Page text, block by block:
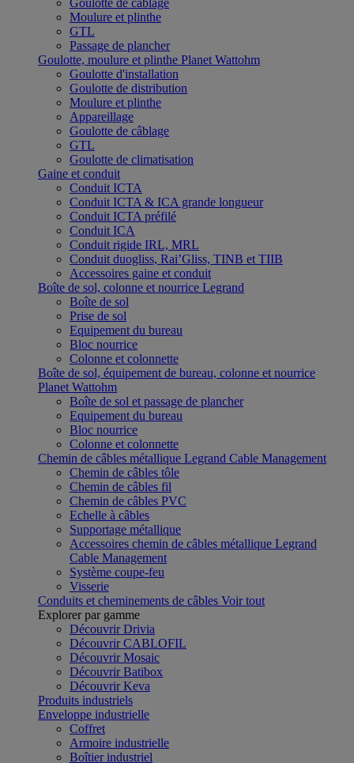
Goulotte de câblage
Moulure et plinthe
GTL
Passage de plancher
Goulotte, moulure et plinthe Planet Wattohm
Goulotte d'installation
Goulotte de distribution
Moulure et plinthe
Appareillage
Goulotte de câblage
GTL
Goulotte de climatisation
Gaine et conduit
Conduit ICTA
Conduit ICTA & ICA grande longueur
Conduit ICTA préfilé
Conduit ICA
Conduit rigide IRL, MRL
Conduit duogliss, Rai’Gliss, TINB et TIIB
Accessoires gaine et conduit
Boîte de sol, colonne et nourrice Legrand
Boîte de sol
Prise de sol
Equipement du bureau
Bloc nourrice
Colonne et colonnette
Boîte de sol, équipement de bureau, colonne et nourrice
Planet Wattohm
Boîte de sol et passage de plancher
Equipement du bureau
Bloc nourrice
Colonne et colonnette
Chemin de câbles métallique Legrand Cable Management
Chemin de câbles tôle
Chemin de câbles fil
Chemin de câbles PVC
Echelle à câbles
Supportage métallique
Accessoires chemin de câbles métallique Legrand
Cable Management
Système coupe-feu
Visserie
Conduits et cheminements de câbles Voir tout
Explorer par gamme
Découvrir Drivia
Découvrir CABLOFIL
Découvrir Mosaic
Découvrir Batibox
Découvrir Keva
Produits industriels
Enveloppe industrielle
Coffret
Armoire industrielle
Boîtier industriel